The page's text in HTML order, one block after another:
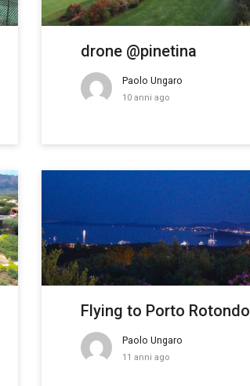
drone @pinetina
Paolo Ungaro
10 anni ago
Flying to Porto Rotondo
Paolo Ungaro
11 anni ago